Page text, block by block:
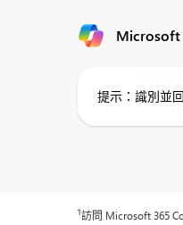
Microsoft
提示：識別並
1訪問 Microsoft 365